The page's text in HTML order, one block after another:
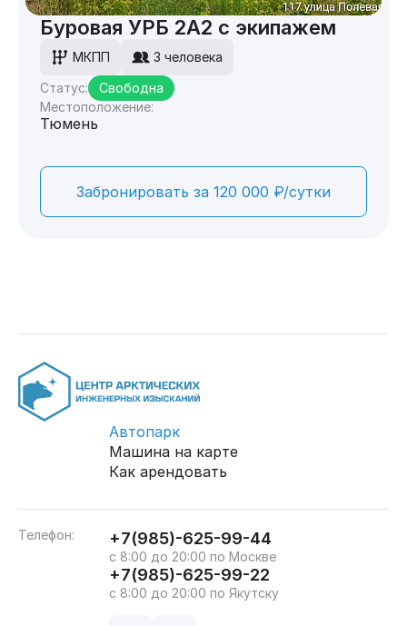
Буровая УРБ 2А2 с экипажем
МКПП
3 человека
Статус:
Свободна
Местоположение:
Тюмень
Забронировать за 120 000 ₽/сутки
Автопарк
Машина на карте
Как арендовать
Телефон: +7(985)-625-99-44
с 8:00 до 20:00 по Москве
+7(985)-625-99-22
с 8:00 до 20:00 по Якутску